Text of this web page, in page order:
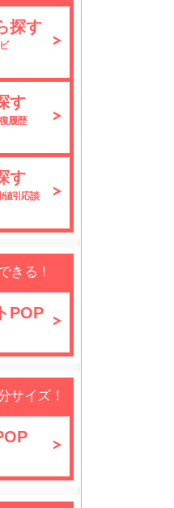
探す
す
履歴
す
値引応談
きる！
POP
サイズ！